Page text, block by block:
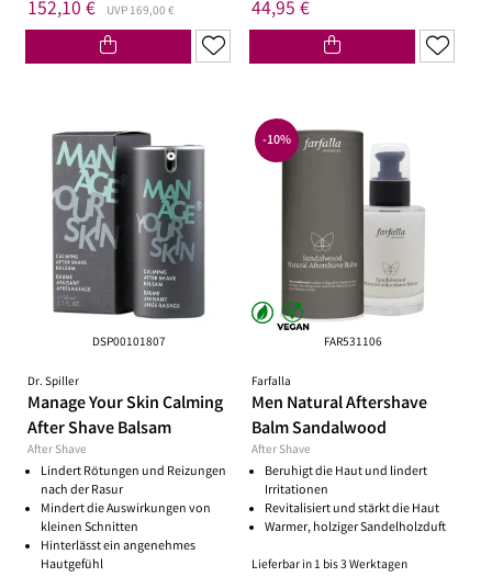
152,10 € UVP 169,00 € 44,95 €
DSP00101807
Dr. Spiller
Manage Your Skin Calming
After Shave Balsam
After Shave
Lindert Rötungen und Reizungen
nach der Rasur
Mindert die Auswirkungen von
kleinen Schnitten
Hinterlässt ein angenehmes
Hautgefühl
FAR531106
Farfalla
Men Natural Aftershave
Balm Sandalwood
After Shave
Beruhigt die Haut und lindert
Irritationen
Revitalisiert und stärkt die Haut
Warmer, holziger Sandelholzduft
Lieferbar in 1 bis 3 Werktagen
-10%